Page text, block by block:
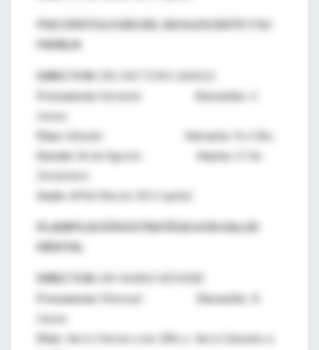
PSICOPATOLOGÍA DEL ADOLESCENTE Y SU
FAMILIA
DIRECTOR:
DR. HECTOR S. BASILE
Frecuencia: Semanal Duración :
meses
Días:
Sábado Horario:
9 a 13hs.
Desde:
06 de Agosto Hasta:
17 de
Diciembre
Sede:
APSA Rincón 355 Capital
PLANIFICACIÓN ESTRATÉGICA EN SALUD
MENTAL
DIRECTOR:
DR. MARIO RÓVERE
Frecuencia: Mensual Duración
meses
Días:
3eros Viernes a las 18hs y 3eros Sábados a